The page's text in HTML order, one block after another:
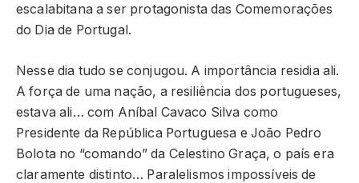
escalabitana a ser protagonista das Comemorações
do Dia de Portugal.
Nesse dia tudo se conjugou. A importância residia ali.
A força de uma nação, a resiliência dos portugueses,
estava ali… com Aníbal Cavaco Silva como
Presidente da República Portuguesa e João Pedro
Bolota no “comando” da Celestino Graça, o país era
claramente distinto… Paralelismos impossíveis de